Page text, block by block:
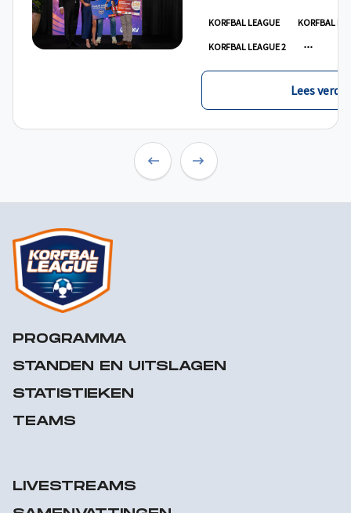
KORFBAL LEAGUE KORFBAL
KORFBAL LEAGUE 2
Lees verder
PROGRAMMA
STANDEN EN UITSLAGEN
STATISTIEKEN
TEAMS
LIVESTREAMS